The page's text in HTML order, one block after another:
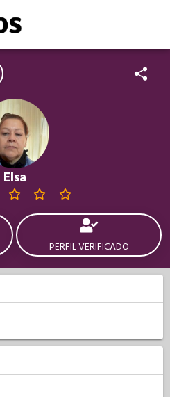
Elsa
PERFIL VERIFICADO